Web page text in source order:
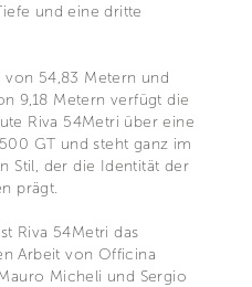
und eine dritte
von 54,83 Metern und
9,18 Metern verfügt die
Riva 54Metri über eine
GT und steht ganz im
Stil, der die Identität der
prägt.
Riva 54Metri das
Arbeit von Officina
Micheli und Sergio